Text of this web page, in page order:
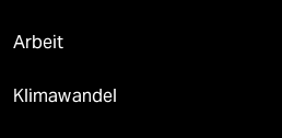
Arbeit
Klimawandel